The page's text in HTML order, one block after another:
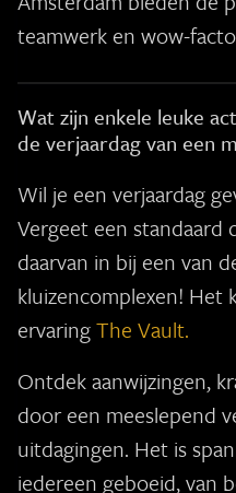
teamwerk en wow-
Wat zijn enkele leuke
de verjaardag van een
Wil je een verjaardag
Vergeet een standaard
daarvan in bij een van
kluizencomplexen! Het
ervaringThe Vault.
Ontdek aanwijzingen,
door een meeslepend
uitdagingen. Het is
iedereen geboeid, van